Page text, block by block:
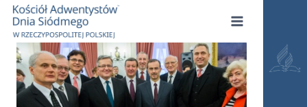
Przejdź
treści